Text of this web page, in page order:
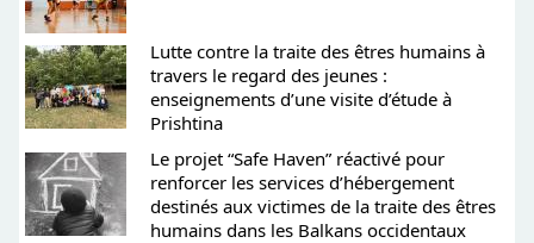
Lutte contre la traite des êtres humains à
travers le regard des jeunes :
enseignements d’une visite d’étude à
Prishtina
Le projet “Safe Haven” réactivé pour
renforcer les services d’hébergement
destinés aux victimes de la traite des êtres
humains dans les Balkans occidentaux